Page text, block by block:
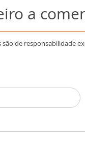
a
são de responsabilidade